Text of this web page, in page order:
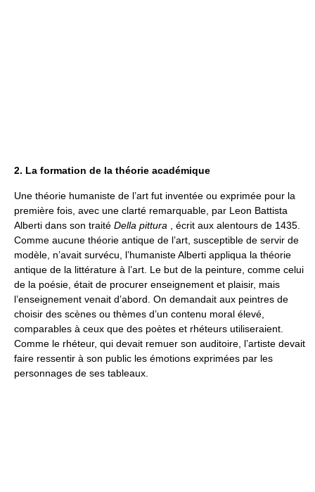
2. La formation de la théorie académique
Une théorie humaniste de l’art fut inventée ou exprimée pour la
première fois, avec une clarté remarquable, par Leon Battista
Alberti dans son traité Della pittura , écrit aux alentours de 1435.
Comme aucune théorie antique de l’art, susceptible de servir de
modèle, n’avait survécu, l’humaniste Alberti appliqua la théorie
antique de la littérature à l’art. Le but de la peinture, comme celui
de la poésie, était de procurer enseignement et plaisir, mais
l’enseignement venait d’abord. On demandait aux peintres de
choisir des scènes ou thèmes d’un contenu moral élevé,
comparables à ceux que des poètes et rhéteurs utiliseraient.
Comme le rhéteur, qui devait remuer son auditoire, l’artiste devait
faire ressentir à son public les émotions exprimées par les
personnages de ses tableaux.